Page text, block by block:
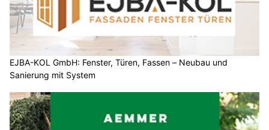
EJBA-KOL GmbH: Fenster, Türen, Fassen – Neubau und
Sanierung mit System